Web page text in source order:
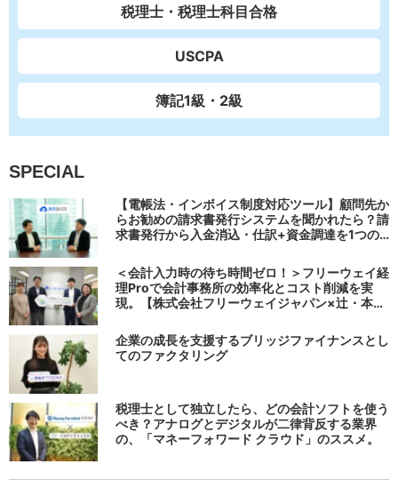
税理士・税理士科目合格
USCPA
簿記1級・2級
SPECIAL
【電帳法・インボイス制度対応ツール】顧問先か
らお勧めの請求書発行システムを聞かれたら？請
求書発行から入金消込・仕訳+資金調達を1つの
＜会計入力時の待ち時間ゼロ！＞フリーウェイ経
理Proで会計事務所の効率化とコスト削減を実
現。【株式会社フリーウェイジャパン×辻・本郷
企業の成長を支援するブリッジファイナンスとし
てのファクタリング
税理士として独立したら、どの会計ソフトを使う
べき？アナログとデジタルが二律背反する業界
の、「マネーフォワード クラウド」のススメ。